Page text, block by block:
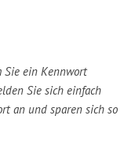
Sie ein Kennwort
Sie sich einfach
an und sparen sich so